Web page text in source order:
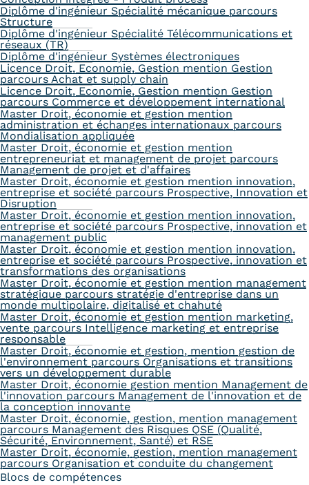
Diplôme d'ingénieur Spécialité mécanique parcours
Structure
Diplôme d'ingénieur Spécialité Télécommunications et
réseaux (TR)
Diplôme d'ingénieur Systèmes électroniques
Licence Droit, Economie, Gestion mention Gestion
parcours Achat et supply chain
Licence Droit, Economie, Gestion mention Gestion
parcours Commerce et développement international
Master Droit, économie et gestion mention
administration et échanges internationaux parcours
Mondialisation appliquée
Master Droit, économie et gestion mention
entrepreneuriat et management de projet parcours
Management de projet et d'affaires
Master Droit, économie et gestion mention innovation,
entreprise et société parcours Prospective, Innovation et
Disruption
Master Droit, économie et gestion mention innovation,
entreprise et société parcours Prospective, innovation et
management public
Master Droit, économie et gestion mention innovation,
entreprise et société parcours Prospective, innovation et
transformations des organisations
Master Droit, économie et gestion mention management
stratégique parcours stratégie d'entreprise dans un
monde multipolaire, digitalisé et chahuté
Master Droit, économie et gestion mention marketing,
vente parcours Intelligence marketing et entreprise
responsable
Master Droit, économie et gestion, mention gestion de
l'environnement parcours Organisations et transitions
vers un développement durable
Master Droit, économie gestion mention Management de
l'innovation parcours Management de l'innovation et de
la conception innovante
Master Droit, économie, gestion, mention management
parcours Management des Risques QSE (Qualité,
Sécurité, Environnement, Santé) et RSE
Master Droit, économie, gestion, mention management
parcours Organisation et conduite du changement
Blocs de compétences